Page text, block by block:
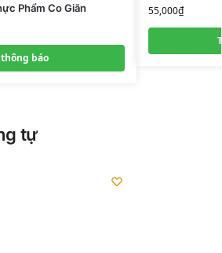
Phẩm Co Giãn
báo
55,000₫
tự